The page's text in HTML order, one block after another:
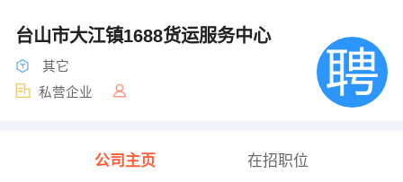
台山市大江镇1688货运服务中心
其它
私营企业
公司主页 在招职位